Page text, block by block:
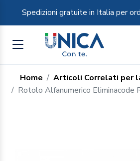
Spedizioni gratuite in Italia per
Home
Articoli Correlati per
Rotolo Alfanumerico Eliminacode